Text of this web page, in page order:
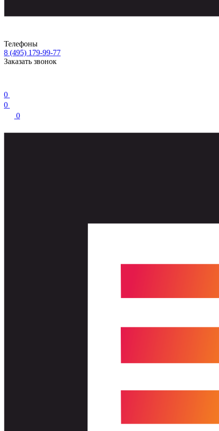
Телефоны
8 (495) 179-99-77
Заказать звонок
0
0
0